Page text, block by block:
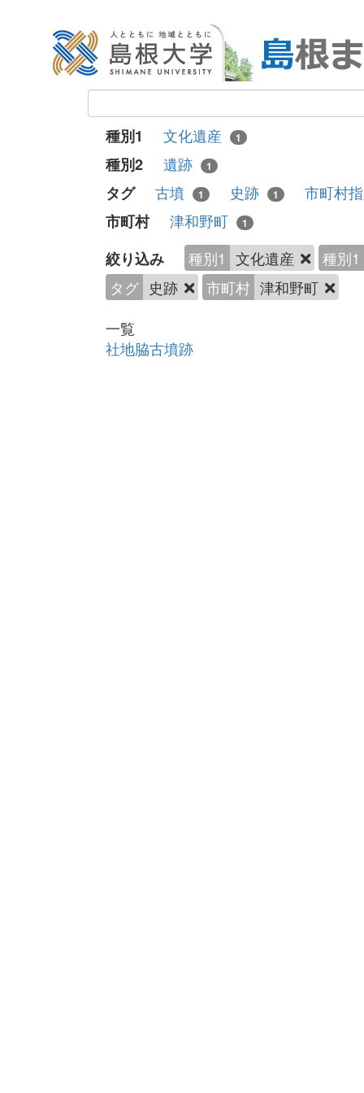
種別1 文化遺産 1
種別2 遺跡 1
タグ 古墳 1 史跡 1
市町村
市町村
津和野町 1
絞り込み 種別1 文化遺産
種別1
タグ 史跡 市町村 津和野町
一覧
社地脇古墳跡